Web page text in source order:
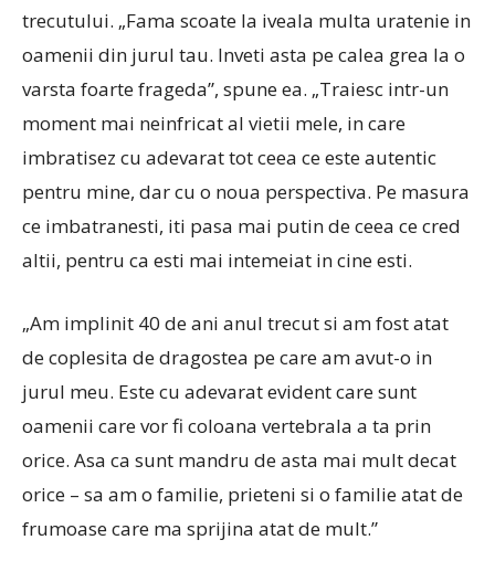
trecutului. „Fama scoate la iveala multa uratenie in
oamenii din jurul tau. Inveti asta pe calea grea la o
varsta foarte frageda”, spune ea. „Traiesc intr-un
moment mai neinfricat al vietii mele, in care
imbratisez cu adevarat tot ceea ce este autentic
pentru mine, dar cu o noua perspectiva. Pe masura
ce imbatranesti, iti pasa mai putin de ceea ce cred
altii, pentru ca esti mai intemeiat in cine esti.
„Am implinit 40 de ani anul trecut si am fost atat
de coplesita de dragostea pe care am avut-o in
jurul meu. Este cu adevarat evident care sunt
oamenii care vor fi coloana vertebrala a ta prin
orice. Asa ca sunt mandru de asta mai mult decat
orice – sa am o familie, prieteni si o familie atat de
frumoase care ma sprijina atat de mult.”